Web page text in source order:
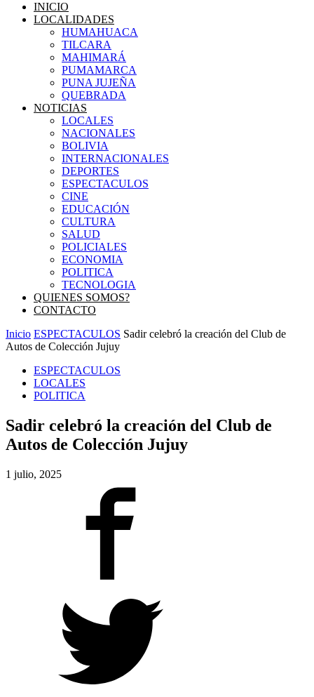
INICIO
LOCALIDADES
HUMAHUACA
TILCARA
MAHIMARÁ
PUMAMARCA
PUNA JUJEÑA
QUEBRADA
NOTICIAS
LOCALES
NACIONALES
BOLIVIA
INTERNACIONALES
DEPORTES
ESPECTACULOS
CINE
EDUCACIÓN
CULTURA
SALUD
POLICIALES
ECONOMIA
POLITICA
TECNOLOGIA
QUIENES SOMOS?
CONTACTO
Inicio ESPECTACULOS Sadir celebró la creación del Club de
Autos de Colección Jujuy
ESPECTACULOS
LOCALES
POLITICA
Sadir celebró la creación del Club de
Autos de Colección Jujuy
1 julio, 2025